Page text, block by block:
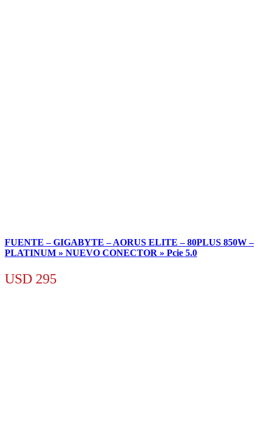
FUENTE – GIGABYTE – AORUS ELITE – 80PLUS 850W –
PLATINUM » NUEVO CONECTOR » Pcie 5.0
USD 295